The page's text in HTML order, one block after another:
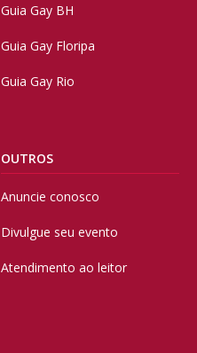
Guia Gay BH
Guia Gay Floripa
Guia Gay Rio
OUTROS
Anuncie conosco
Divulgue seu evento
Atendimento ao leitor